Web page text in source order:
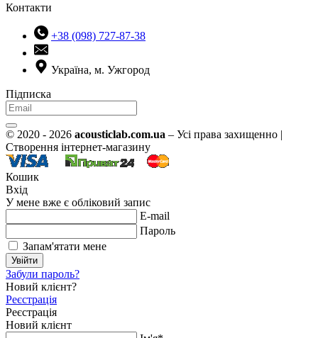
Контакти
+38 (098) 727-87-38
Україна, м. Ужгород
Підписка
© 2020 - 2026 acousticlab.com.ua – Усі права захищенно |
Створення інтернет-магазину
Кошик
Вхід
У мене вже є обліковий запис
E-mail
Пароль
Запам'ятати мене
Увійти
Забули пароль?
Новий клієнт?
Реєстрація
Реєстрація
Новий клієнт